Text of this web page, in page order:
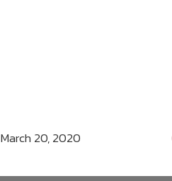
March 20, 2020